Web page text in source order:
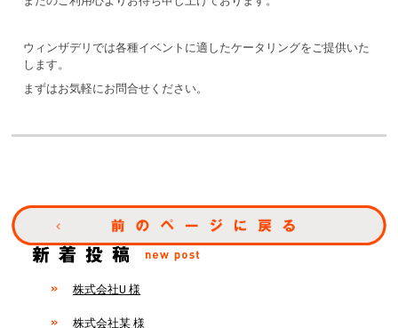
ウィンザデリでは各種イベントに適したケータリングをご提供いた
します。
まずはお気軽にお問合せください。
株式会社U 様
株式会社某 様